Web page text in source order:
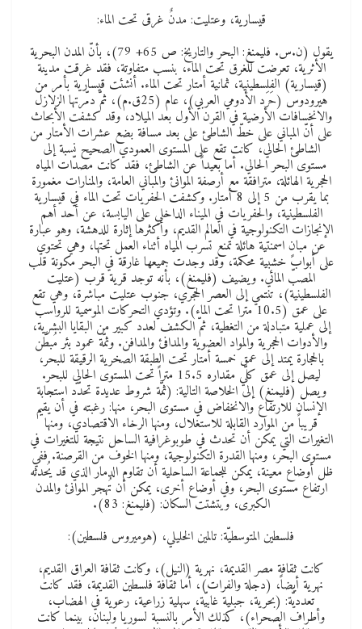
قيسارية، وعتليت: مدنٌ غرقى تحت الماء:
يقول (ن.س. فليمنغ: البحر والتاريخ: ص 65+ 79)، بأنّ المدن البحرية
الأثرية، تعرضت للغرق تحت الماء، بنسب متفاوتة، فقد غرقت مدينة
(قيسارية) الفلسطينية، ثمانية أمتار تحت الماء. أنشئت قيسارية بأمر من
هيرودوس (حَرَد الأدومي العربي)، عام (25ق.م)، ثمّ دمّرتها الزلازل
والانخسافات الأرضية في القرن الأول بعد الميلاد، وقد كشفت الأبحاث
على أنّ المباني على خطّ الشاطئ على بعد مسافة بضع عشرات الأمتار من
الشاطئ الحالي، كانت تقع على المستوى العمودي الصحيح نسبة إلى
مستوى البحر الحالي. أما بعيداً عن الشاطئ، فقد كانت مصدّات المياه
الحجرية الهائلة، مترافقة مع أرصفة الموانئ والمباني العامة، والمنارات مغمورة
بما يقرب من 5 إلى 8 أمتار. وكشفت الحفريات تحت الماء في قيسارية
الفلسطينية، والحفريات في الميناء الداخلي على اليابسة، عن أحد أهم
الإنجازات التكنولوجية في العالم القديم، وأكثرها إثارة للدهشة، وهو عبارة
عن مبانٍ اسمنتية هائلة تمنع تسرب المياه أثناء العمل تحتها، وهي تحتوي
على أبواب خشبية محكمة، وقد وجدت جميعها غارقة في البحر مكونة قلب
المصبّ المائي. ويضيف (فليمنغ)، بأنه توجد قرية قرب (عتليت
الفلسطينية)، تنتمي إلى العصر الحجري، جنوب عتليت مباشرة، وهي تقع
على عمق (10.5 مترا تحت الماء). وتؤدي التحركات الموسمية للرواسب
إلى عملية متبادلة من التغطية، ثمّ الكشف لعدد كبير من البقايا البشرية،
والأدوات الحجرية والمواد العضوية والمدافئ والمدافن. وثمّة عمود بئر مُبطَّن
بالحجارة يمتد إلى عمق خمسة أمتار تحت الطبقة الصخرية الرقيقة للبحر،
ليصل إلى عمق كلّي مقداره 15.5 متراً تحت المستوى الحالي للبحر.
ويصل (فليمنغ) إلى الخلاصة التالية: (ثمّة شروط عديدة تحدّد استجابة
الإنسان للارتفاع والانخفاض في مستوى البحر، منها: رغبته في أن يقيم
قريباً من الموارد القابلة للاستغلال، ومنها الرخاء الاقتصادي، ومنها
التغيرات التي يمكن أن تحدث في طوبوغرافية الساحل نتيجة للتغيرات في
مستوى البحر، ومنها القدرة التكنولوجية، ومنها الخوف من القرصنة. ففي
ظل أوضاع معينة، يمكن للجماعة الساحلية أن تقاوم الدمار الذي قد يُحدثه
ارتفاع مستوى البحر، وفي أوضاع أخرى، يمكن أن تُهجر الموانئ والمدن
الكبرى، ويتشتت السكان: (فليمنغ: 83).
فلسطين المتوسطيّة: تالمين الخليلي، (هوميروس فلسطين):
كانت ثقافة مصر القديمة، نهرية (النيل)، وكانت ثقافة العراق القديم،
نهرية أيضاً، (دجلة والفرات)، أما ثقافة فلسطين القديمة، فقد كانت
تعدديّة: (بحرية، جبلية غابيّة، سهلية زراعية، رعوية في الهضاب،
وأطراف الصحراء)، كذلك الأمر بالنسبة لسوريا ولبنان، بينما كانت